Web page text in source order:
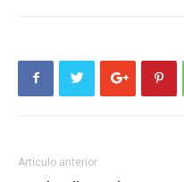
Artículo anterior